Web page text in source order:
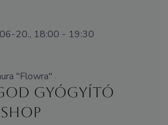
20., 18:00 - 19:30
"Flowra"
Gyógyító